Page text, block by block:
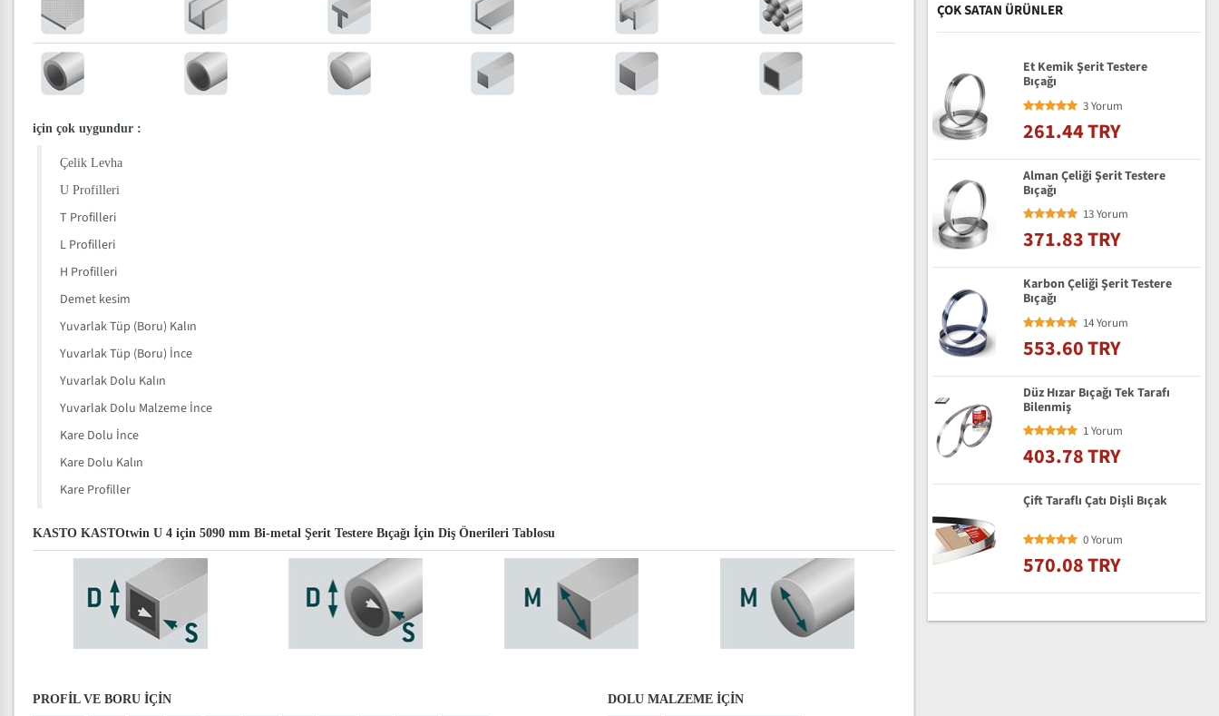
için çok uygundur :
Çelik Levha
U Profilleri
T Profilleri
L Profilleri
H Profilleri
Demet kesim
Yuvarlak Tüp (Boru) Kalın
Yuvarlak Tüp (Boru) İnce
Yuvarlak Dolu Kalın
Yuvarlak Dolu Malzeme İnce
Kare Dolu İnce
Kare Dolu Kalın
Kare Profiller
KASTO KASTOtwin U 4 için 5090 mm Bi-metal Şerit Testere Bıçağı İçin Diş Önerileri Tablosu
PROFİL VE BORU İÇİN DOLU MALZEME İÇİN
ÇOK SATAN ÜRÜNLER
Et Kemik Şerit Testere
Bıçağı
3 Yorum
261.44 TRY
Alman Çeliği Şerit Testere
Bıçağı
13 Yorum
371.83 TRY
Karbon Çeliği Şerit Testere
Bıçağı
14 Yorum
553.60 TRY
Düz Hızar Bıçağı Tek Tarafı
Bilenmiş
1 Yorum
403.78 TRY
Çift Taraflı Çatı Dişli Bıçak
0 Yorum
570.08 TRY